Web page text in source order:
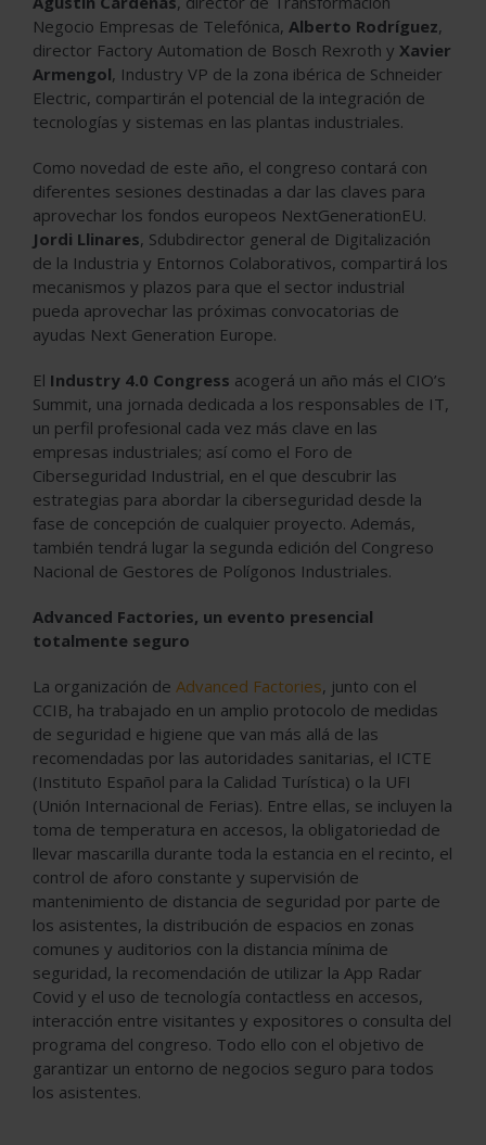
Negocio Empresas de Telefónica, Alberto Rodríguez,
director Factory Automation de Bosch Rexroth y Xavier
Armengol, Industry VP de la zona ibérica de Schneider
Electric, compartirán el potencial de la integración de
tecnologías y sistemas en las plantas industriales.
Como novedad de este año, el congreso contará con
diferentes sesiones destinadas a dar las claves para
aprovechar los fondos europeos NextGenerationEU.
Jordi Llinares, Sdubdirector general de Digitalización
de la Industria y Entornos Colaborativos, compartirá los
mecanismos y plazos para que el sector industrial
pueda aprovechar las próximas convocatorias de
ayudas Next Generation Europe.
El Industry 4.0 Congress acogerá un año más el CIO’s
Summit, una jornada dedicada a los responsables de IT,
un perfil profesional cada vez más clave en las
empresas industriales; así como el Foro de
Ciberseguridad Industrial, en el que descubrir las
estrategias para abordar la ciberseguridad desde la
fase de concepción de cualquier proyecto. Además,
también tendrá lugar la segunda edición del Congreso
Nacional de Gestores de Polígonos Industriales.
Advanced Factories, un evento presencial
totalmente seguro
La organización de Advanced Factories, junto con el
CCIB, ha trabajado en un amplio protocolo de medidas
de seguridad e higiene que van más allá de las
recomendadas por las autoridades sanitarias, el ICTE
(Instituto Español para la Calidad Turística) o la UFI
(Unión Internacional de Ferias). Entre ellas, se incluyen la
toma de temperatura en accesos, la obligatoriedad de
llevar mascarilla durante toda la estancia en el recinto, el
control de aforo constante y supervisión de
mantenimiento de distancia de seguridad por parte de
los asistentes, la distribución de espacios en zonas
comunes y auditorios con la distancia mínima de
seguridad, la recomendación de utilizar la App Radar
Covid y el uso de tecnología contactless en accesos,
interacción entre visitantes y expositores o consulta del
programa del congreso. Todo ello con el objetivo de
garantizar un entorno de negocios seguro para todos
los asistentes.